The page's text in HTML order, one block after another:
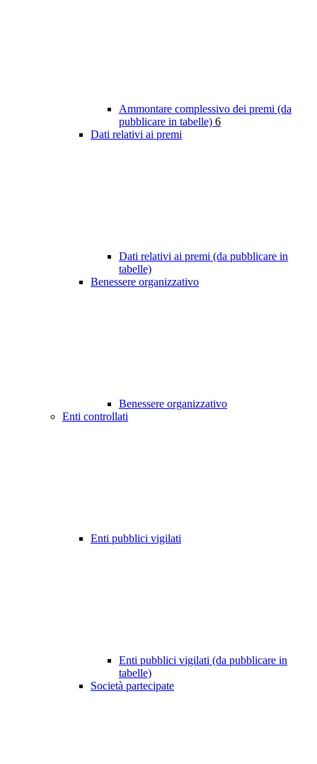
Ammontare complessivo dei premi (da
pubblicare in tabelle) 6
Dati relativi ai premi
Dati relativi ai premi (da pubblicare in
tabelle)
Benessere organizzativo
Benessere organizzativo
Enti controllati
Enti pubblici vigilati
Enti pubblici vigilati (da pubblicare in
tabelle)
Società partecipate